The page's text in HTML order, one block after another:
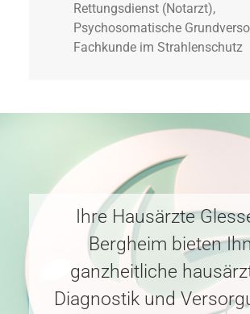
Rettungsdienst (Notarzt),
Psychosomatische
Fachkunde im Strahlenschutz
Ihre Hausärzte
Bergheim bieten
ganzheitliche
Diagnostik und